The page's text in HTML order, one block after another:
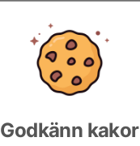
Godkänn kakor